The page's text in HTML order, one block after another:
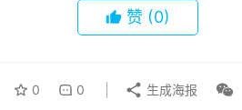
赞 (0)
0 0 生成海报